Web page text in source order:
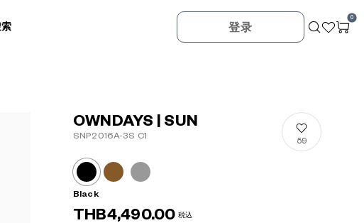
索 登录
0
OWNDAYS | SUN
SNP2016A-3S C1
59
Black
THB4,490.00 税込